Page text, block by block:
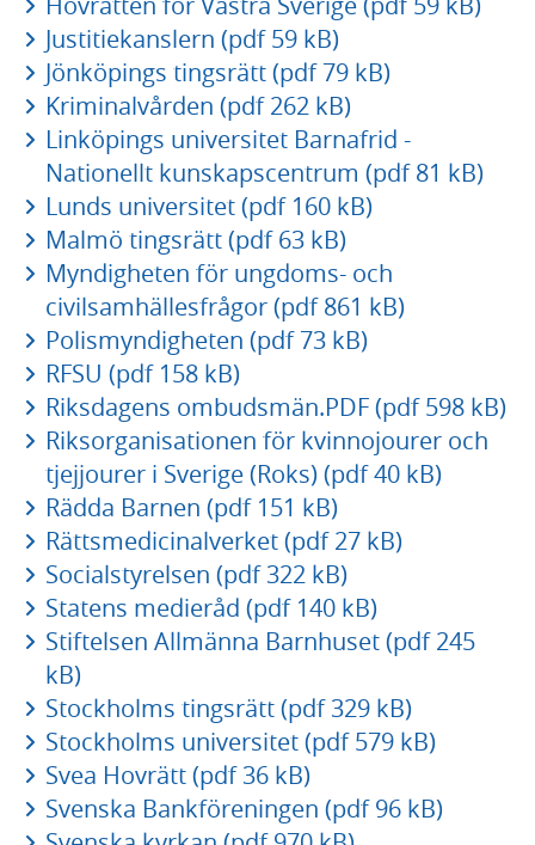
Justitiekanslern (pdf 59 kB)
Jönköpings tingsrätt (pdf 79 kB)
Kriminalvården (pdf 262 kB)
Linköpings universitet Barnafrid -
Nationellt kunskapscentrum (pdf 81 kB)
Lunds universitet (pdf 160 kB)
Malmö tingsrätt (pdf 63 kB)
Myndigheten för ungdoms- och
civilsamhällesfrågor (pdf 861 kB)
Polismyndigheten (pdf 73 kB)
RFSU (pdf 158 kB)
Riksdagens ombudsmän.PDF (pdf 598 kB)
Riksorganisationen för kvinnojourer och
tjejjourer i Sverige (Roks) (pdf 40 kB)
Rädda Barnen (pdf 151 kB)
Rättsmedicinalverket (pdf 27 kB)
Socialstyrelsen (pdf 322 kB)
Statens medieråd (pdf 140 kB)
Stiftelsen Allmänna Barnhuset (pdf 245
kB)
Stockholms tingsrätt (pdf 329 kB)
Stockholms universitet (pdf 579 kB)
Svea Hovrätt (pdf 36 kB)
Svenska Bankföreningen (pdf 96 kB)